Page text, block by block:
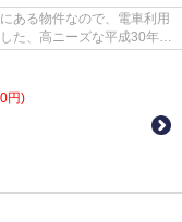
ある物件なので、電車利用
た、高ニーズな平成30年築
円)